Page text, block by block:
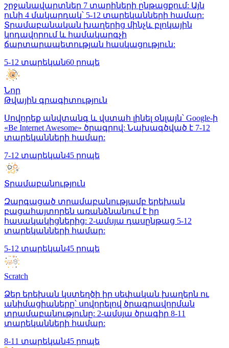
շրջանավարտներ 7 տարիների ընթացքում: Այն
ունի 4 մակարդակ՝ 5-12 տարեկանների համար:
Տրամաբանական խաղերից մինչև բլոկային
կոդավորում և համակարգչի
ճարտարապետության հասկացություն:
5-12 տարեկան60 րոպե
Նոր
Թվային գրագիտություն
Սովորեք անվտանգ և վստահ լինել օնլայն՝ Google-ի
«Be Internet Awesome» ծրագրով: Նախագծված է 7-12
տարեկանների համար:
7-12 տարեկան45 րոպե
Տրամաբանություն
Զարգացած տրամաբանությամբ երեխան
բացահայտորեն առանձնանում է իր
հասակակիցներից: 2-ամսյա դասընթաց 5-12
տարեկանների համար:
5-12 տարեկան45 րոպե
Scratch
Ձեր երեխան կստեղծի իր սեփական խաղերն ու
անիմացիաները՝ սովորելով ծրագրավորման
տրամաբանությունը: 2-ամսյա ծրագիր 8-11
տարեկանների համար:
8-11 տարեկան45 րոպե